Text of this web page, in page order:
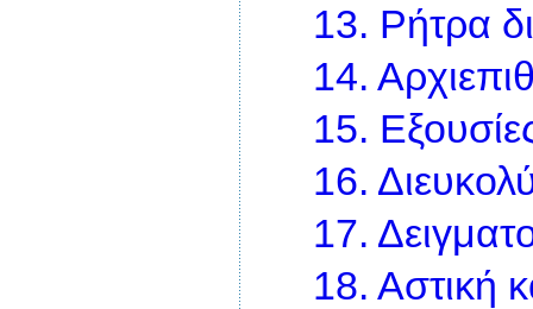
13. Ρήτρα
14.
15.
16.
17.
18. Αστική